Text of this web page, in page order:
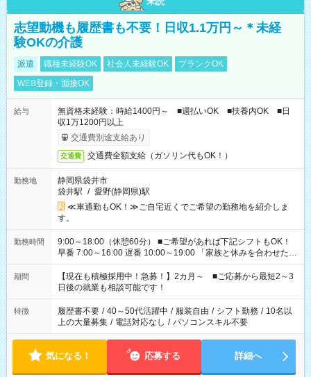
志望動機も履歴書も不要！日収1.1万円～＊未経
験OKの介護
派遣 職種未経験OK 社会人未経験OK
ブランクOK
WEB登録・面接OK
給与
無資格未経験：時給1400円～ ■週払いOK ■扶養内OK ■日
収1万1200円以上
交通費別途支給あり
交通費 交通費全額支給（ガソリン代もOK！）
勤務地
静岡県袋井市
袋井駅 / 愛野(静岡県)駅
≪車通勤もOK！≫ご自宅近くでご希望の勤務地を紹介しま
す。
勤務時間
9:00～18:00（休憩60分） ■ご希望があれば下記シフトもOK！
早番 7:00～16:00 遅番 10:00～19:00 「家族と休みを合わせた
い」 「余裕を持って夕飯の準備がしたい」 「できれば残業はし
たくない」 など、ご希望を教えてくださいね。 ※Wワーク希望
の方へ 今ご覧のお仕事で希望する勤務時間と、もう1つのお仕事
の勤務時間。 合計で週40時間を超える場合は応募できません。
期間
【現在も積極採用中！急募！】2カ月～ ■ご応募から最短2～3
日後の就業も相談可能です！
特徴 履歴書不要 / 40～50代活躍中 / 服装自由 / シフト勤務 / 10名以
上の大量募集 / 電話対応なし / パソコンスキル不要
気になる！ 応募する 詳細へ